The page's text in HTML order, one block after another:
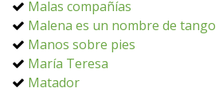
Malas compañías
Malena es un nombre de tango
Manos sobre pies
María Teresa
Matador